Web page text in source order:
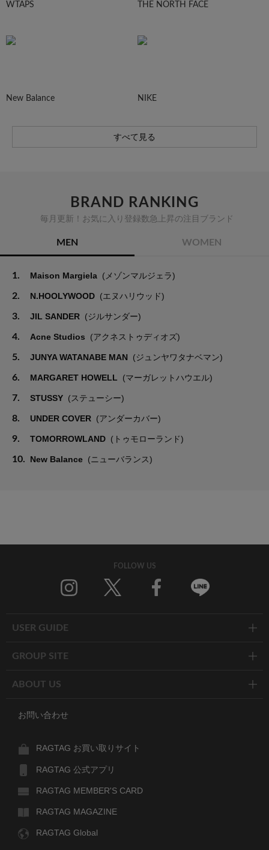
WTAPS THE NORTH FACE
New Balance NIKE
すべて見る
BRAND RANKING
毎月更新！お気に入り登録数急上昇の注目ブランド
MEN WOMEN
1. Maison Margiela (メゾンマルジェラ)
2. N.HOOLYWOOD (エヌハリウッド)
3. JIL SANDER (ジルサンダー)
4. Acne Studios (アクネストゥディオズ)
5. JUNYA WATANABE MAN (ジュンヤワタナベマン)
6. MARGARET HOWELL (マーガレットハウエル)
7. STUSSY (ステューシー)
8. UNDER COVER (アンダーカバー)
9. TOMORROWLAND (トゥモローランド)
10. New Balance (ニューバランス)
FOLLOW US
USER GUIDE
GROUP SITE
ABOUT US
お問い合わせ
RAGTAG お買い取りサイト
RAGTAG 公式アプリ
RAGTAG MEMBER'S CARD
RAGTAG MAGAZINE
RAGTAG Global